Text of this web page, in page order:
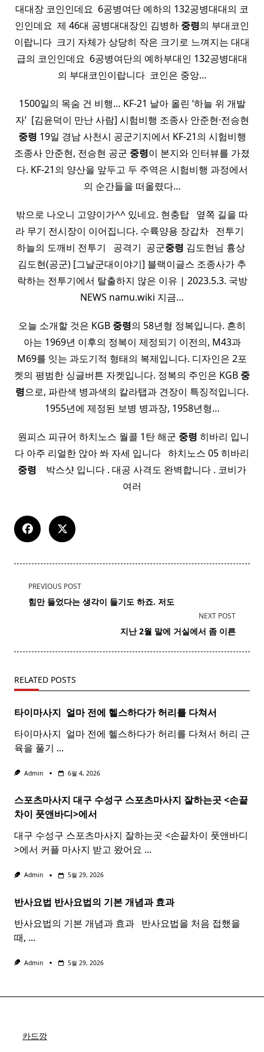
대대장 코인인데요 ​ 6공병여단 예하의 132공병대대의 코
인인데요 ​ 제 46대 공병대대장인 김병하 중령의 부대코인
이랍니다 ​ 크기 자체가 상당히 작은 크기로 느껴지는 대대
급의 코인인데요 ​ 6공병여단의 예하부대인 132공병대대
의 부대코인이랍니다 ​ 코인은 중앙…
1500일의 목숨 건 비행… KF-21 날아 올린 ‘하늘 위 개발
자’ ​ [김윤덕이 만난 사람] 시험비행 조종사 안준현·전승현
중령 19일 경남 사천시 공군기지에서 KF-21의 시험비행
조종사 안준현, 전승현 공군 중령이 본지와 인터뷰를 가졌
다. KF-21의 양산을 앞두고 두 주역은 시험비행 과정에서
의 순간들을 떠올렸다…
밖으로 나오니 고양이가^^ 있네요. 현충탑 ​ ​ 옆쪽 길을 따
라 무기 전시장이 이어집니다. 수륙양용 장갑차 ​ ​ 전투기 ​ ​
하늘의 도깨비 전투기 ​ ​ 공격기 ​ 공군중령 김도현님 흉상 ​
김도현(공군) [그날군대이야기] 블랙이글스 조종사가 추
락하는 전투기에서 탈출하지 않은 이유 | 2023.5.3. 국방
NEWS namu.wiki 지금…
오늘 소개할 것은 KGB 중령의 58년형 정복입니다. 흔히
아는 1969년 이후의 정복이 제정되기 이전의, M43과
M69를 잇는 과도기적 형태의 복제입니다. 디자인은 2포
켓의 평범한 싱글버튼 자켓입니다. 정복의 주인은 KGB 중
령으로, 파란색 병과색의 칼라탭과 견장이 특징적입니다.
1955년에 제정된 보병 병과장, 1958년형…
​ 원피스 피규어 하치노스 월콜 1탄 해군 중령 히바리 입니
다 아주 리얼한 앉아 쏴 자세 입니다 ​ ​ 하치노스 05 히바리
중령 ​ ​ ​ 박스샷 입니다 . 대공 사격도 완벽합니다 . 코비가
여러
<span
class="nav-
text">Page</span>
PREVIOUS POST
힘만 들었다는 생각이 들기도 하죠. 저도
NEXT POST
지난 2월 말에 거실에서 좀 이른
RELATED POSTS
타이마사지 ​ 얼마 전에 헬스하다가 허리를 다쳐서
타이마사지 ​ 얼마 전에 헬스하다가 허리를 다쳐서 허리 근
육을 풀기 ...
Admin 6월 4, 2026
스포츠마사지 대구 수성구 스포츠마사지 잘하는곳 <손끝
차이 풋앤바디>에서
대구 수성구 스포츠마사지 잘하는곳 <손끝차이 풋앤바디
>에서 커플 마사지 받고 왔어요 ...
Admin 5월 29, 2026
반사요법 반사요법의 기본 개념과 효과 ​ ​
반사요법의 기본 개념과 효과 ​ ​ 반사요법을 처음 접했을
때, ...
Admin 5월 29, 2026
카드깡